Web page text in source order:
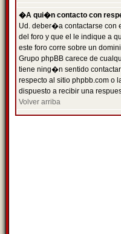
�A qui�n contacto con
Ud. deber�a contactarse con
del foro y que el le indique a
este foro corre sobre un
Grupo phpBB carece de
tiene ning�n sentido
respecto al sitio phpbb.com o
dispuesto a recibir una
Volver arriba